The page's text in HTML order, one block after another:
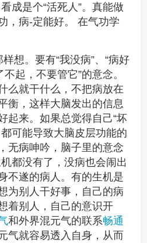
成是个“活死人”。真能做
，病-定能好。 在气功学
想。要有“我没病”、“病好
起，不要管它”的意念。
么就干什么，不把病放在
衡，这样大脑发出的信息
起来。如果总觉得自己“坏
可能导致大脑皮层功能的
无病呻吟，脑子里的意念
都没有了，没病也会闹出
不遂的病人。有的生机是
为别人干好事，自己的病
着别人，自己的意识开
和外界混元气的联系畅通
气就容易透入自身，从而